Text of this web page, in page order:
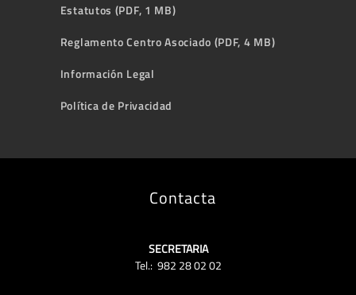
Estatutos (PDF, 1 MB)
Reglamento Centro Asociado (PDF, 4 MB)
Información Legal
Política de Privacidad
Contacta
SECRETARIA
Tel.: 982 28 02 02